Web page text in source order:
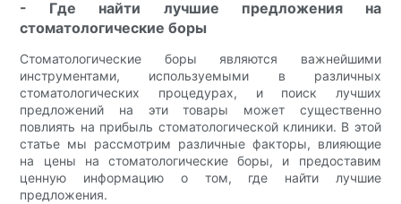
- Где найти лучшие предложения на
стоматологические боры
Стоматологические боры являются важнейшими
инструментами, используемыми в различных
стоматологических процедурах, и поиск лучших
предложений на эти товары может существенно
повлиять на прибыль стоматологической клиники. В этой
статье мы рассмотрим различные факторы, влияющие
на цены на стоматологические боры, и предоставим
ценную информацию о том, где найти лучшие
предложения.